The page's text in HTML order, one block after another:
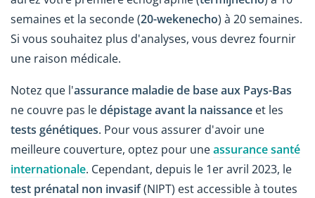
semaines et la seconde (20-wekenecho) à 20 semaines.
Si vous souhaitez plus d'analyses, vous devrez fournir
une raison médicale.
Notez que l'assurance maladie de base aux Pays-Bas
ne couvre pas ledépistage avant la naissance et les
tests génétiques. Pour vous assurer d'avoir une
meilleure couverture, optez pour uneassurance santé
internationale. Cependant, depuis le 1er avril 2023, le
test prénatal non invasif(NIPT) est accessible à toutes